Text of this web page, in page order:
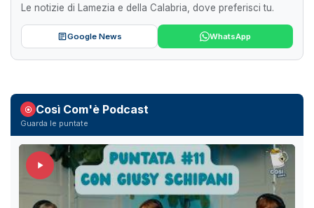
Le notizie di Lamezia e della Calabria, dove preferisci tu.
Google News WhatsApp
Così Com'è Podcast
Guarda le puntate